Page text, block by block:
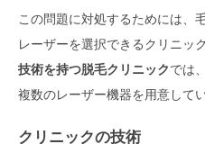
この問題に対処するためには、
レーザーを選択できるクリニッ
技術を持つ脱毛クリニックでは
複数のレーザー機器を用意して
クリニックの技術